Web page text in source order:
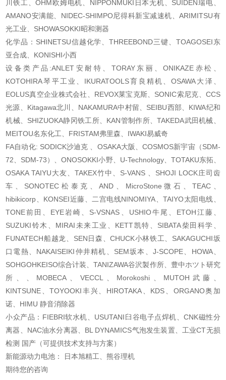
川铁工、OHM欧姆电机、NIPPONMUKI日本无机、SUIDEN瑞电、
AMANO安满能、NIDEC-SHIMPO尼得科新宝减速机、ARIMITSU有
光工业、SHOWASOKKI昭和测器
化学品：SHINETSU信越化学、THREEBOND三键、TOAGOSEI东
亚合成、KONISHI小西
设备类产品:ANLET安耐特、TORAY东丽、ONIKAZE赤松、
KOTOHIRA琴平工业、IKURATOOLS育良精机、OSAWA大泽、
EOLUS真空企业株式会社、REVOX莱宝克斯、SONIC索尼克、CCS
光源、Kitagawa北川、NAKAMURA中村留、SEIBU西部、KIWA纪和
机械、SHIZUOKA静冈铁工所、KAN管制作所、TAKEDA武田机械、
MEITOU名东化工、FRISTAM弗里森、IWAKI易威奇
FA自动化: SODICK沙迪克 、OSAKA大阪、COSMOS新宇宙（SDM-
72、SDM-73）、ONOSOKKI小野、U-Technology、TOTAKU东拓、
OSAKA TAIYU大友、TAKEX竹中、S-VANS 、SHOJI LOCK庄司齿
车、SONOTEC松泰克、AND、MicroStone微石、TEAC、
hibikicorp、KONSEI近藤、二宫电线NINOMIYA、TAIYO太阳电线、
TONE前田、EYE岩崎、S-VSNAS、USHIO牛尾、ETOH江藤、
SUZUKI铃木、MIRAI未来工业、KETT凯特、SIBATA柴田科学、
FUNATECH船越龙、SEN日森、CHUCK小林铁工、SAKAGUCHI坂
口電熱、NAKAISEIKI仲井精机、SEM坂本、J-SCOPE、HOWA、
SOHGOHKEISO综合计装、TANIZAWA谷沢製作所、豊中ホツト研究
所、、MOBECA、VECCL、Morokoshi、MUTOH武藤、
KINTSUNE、TOYOOKI丰兴、HIROTAKA、KDS、ORGANO奥加
诺、HIMU 静音消除器
小众产品：FIEBRI软水机、USUTANI臼谷电子点焊机、CNK磁性分
离器、NAC油水分离器、BL DYNAMICS气泡发生装置、工业CT无损
检测 国产（可提供技术支持与方案）
新能源动力电池： 日本旭精工、熊谷理机
期待您的咨询